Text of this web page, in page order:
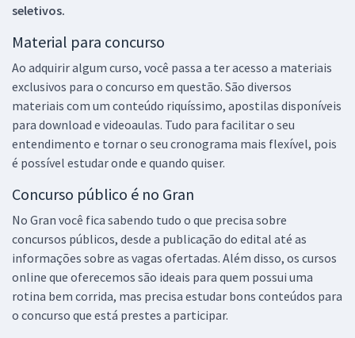
seletivos.
Material para concurso
Ao adquirir algum curso, você passa a ter acesso a materiais
exclusivos para o concurso em questão. São diversos
materiais com um conteúdo riquíssimo, apostilas disponíveis
para download e videoaulas. Tudo para facilitar o seu
entendimento e tornar o seu cronograma mais flexível, pois
é possível estudar onde e quando quiser.
Concurso público é no Gran
No Gran você fica sabendo tudo o que precisa sobre
concursos públicos, desde a publicação do edital até as
informações sobre as vagas ofertadas. Além disso, os cursos
online que oferecemos são ideais para quem possui uma
rotina bem corrida, mas precisa estudar bons conteúdos para
o concurso que está prestes a participar.